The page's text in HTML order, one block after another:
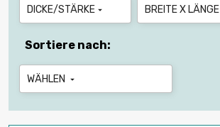
DICKE/STÄRKE  BREITE X LÄNGE
Sortiere nach:
WÄHLEN 